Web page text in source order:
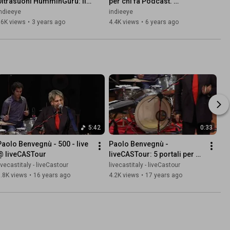
in italiano!
views • 3 years ago
Unboxing video
indieeye
4.4K views • 6 years ago
5:42
Benvegnù - 500 - live
liveCASTour
- liveCastour
views • 16 years ago
0:33
Paolo Benvegnù -
liveCASTour: 5 portali per
presentare 500, il nuovo EP
livecastitaly - liveCastour
4.2K views • 17 years ago